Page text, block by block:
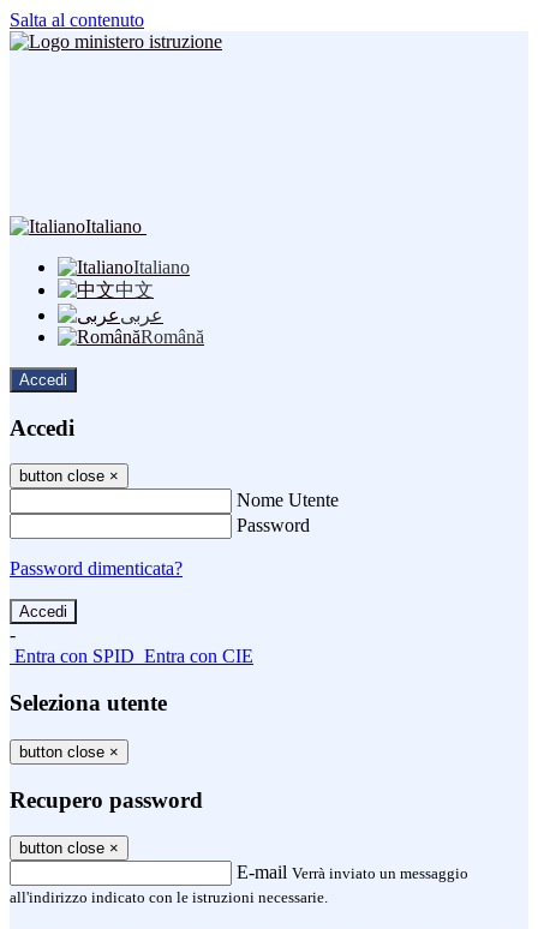
Salta al contenuto
Italiano
Italiano
中文
عربى
Română
Accedi
Accedi
button close ×
Nome Utente
Password
Password dimenticata?
-
Entra con SPID Entra con CIE
Seleziona utente
button close ×
Recupero password
button close ×
E-mail Verrà inviato un messaggio
all'indirizzo indicato con le istruzioni necessarie.